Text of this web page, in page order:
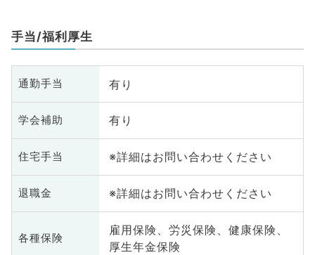
手当/福利厚生
通勤手当 有り
学会補助 有り
住宅手当 ※詳細はお問い合わせください
退職金 ※詳細はお問い合わせください
各種保険
雇用保険、労災保険、健康保険、
厚生年金保険